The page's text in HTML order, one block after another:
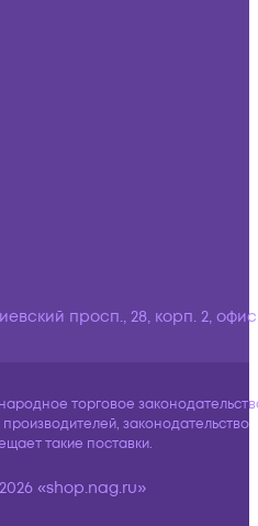
просп., 28, корп. 2,
торговое
законодательство
такие поставки.
«shop.nag.ru»